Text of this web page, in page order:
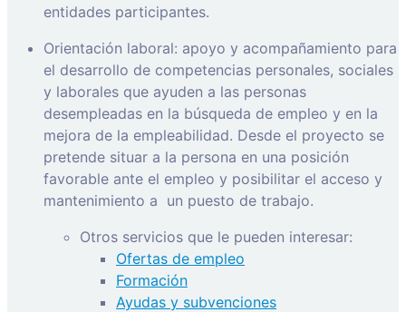
entidades participantes.
Orientación laboral: apoyo y acompañamiento para
el desarrollo de competencias personales, sociales
y laborales que ayuden a las personas
desempleadas en la búsqueda de empleo y en la
mejora de la empleabilidad. Desde el proyecto se
pretende situar a la persona en una posición
favorable ante el empleo y posibilitar el acceso y
mantenimiento a un puesto de trabajo.
Otros servicios que le pueden interesar:
Ofertas de empleo
Formación
Ayudas y subvenciones